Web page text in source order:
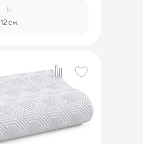
В.
12 см.